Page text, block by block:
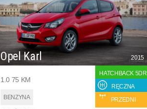
Opel Karl
1.0 75 KM
BENZYNA
2015
HATCHBACK 5DR
RĘCZNA
PRZEDNI